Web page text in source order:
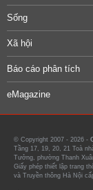
Sống
Xã hội
Báo cáo phân tích
eMagazine
© Copyright 2007 - 2026 -
Tầng 17, 19, 20, 21 Toà
Tưởng, phường Thanh
Giấy phép thiết lập trang
và Truyền thông Hà Nội